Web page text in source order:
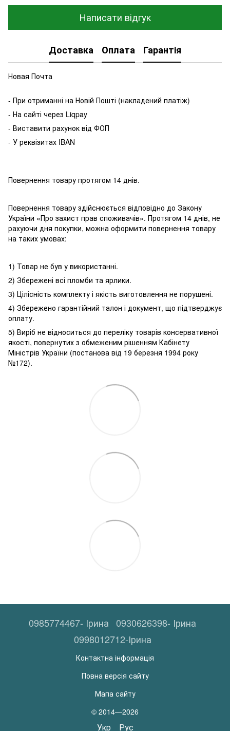
Написати відгук
Доставка Оплата Гарантія
Новая Почта
- При отриманні на Новій Пошті (накладений платіж)
- На сайті через Liqpay
- Виставити рахунок від ФОП
- У реквізитах IBAN
Повернення товару протягом 14 днів.
Повернення товару здійснюється відповідно до Закону
України «Про захист прав споживачів». Протягом 14 днів, не
рахуючи дня покупки, можна оформити повернення товару
на таких умовах:
1) Товар не був у використанні.
2) Збережені всі пломби та ярлики.
3) Цілісність комплекту і якість виготовлення не порушені.
4) Збережено гарантійний талон і документ, що підтверджує
оплату.
5) Виріб не відноситься до переліку товарів консервативної
якості, повернутих з обмеженим рішенням Кабінету
Міністрів України (постанова від 19 березня 1994 року
№172).
0985774467- Ірина 0930626398- Ірина
0998012712-Ірина
Контактна інформація
Повна версія сайту
Мапа сайту
© 2014—2026
Укр Рус